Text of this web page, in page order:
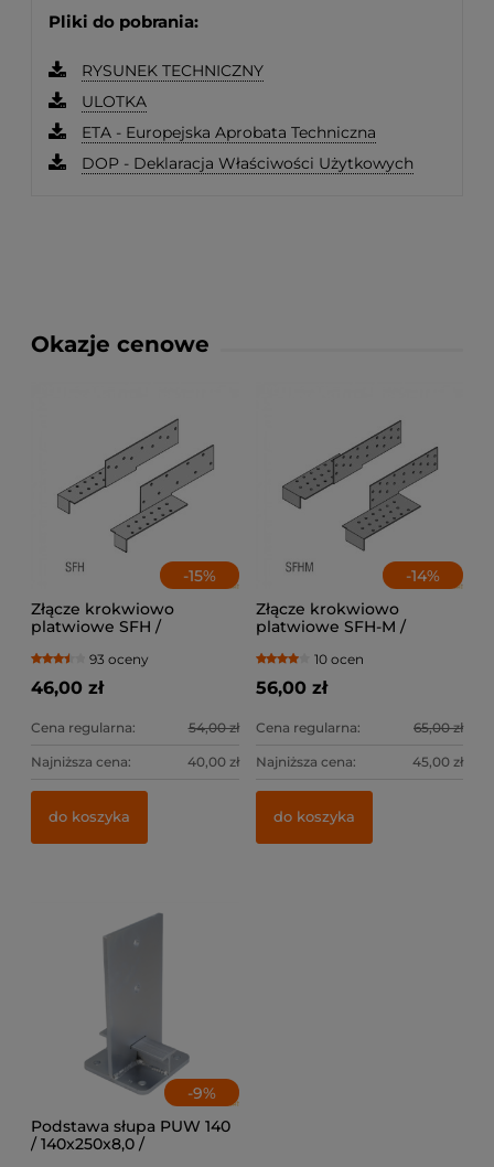
Pliki do pobrania:
RYSUNEK TECHNICZNY
ULOTKA
ETA - Europejska Aprobata Techniczna
DOP - Deklaracja Właściwości Użytkowych
Okazje cenowe
-15%
Złącze krokwiowo
platwiowe SFH /
93 oceny
46,00 zł
Cena regularna: 54,00 zł
Najniższa cena: 40,00 zł
do koszyka
-14%
Złącze krokwiowo
platwiowe SFH-M /
10 ocen
56,00 zł
Cena regularna: 65,00 zł
Najniższa cena: 45,00 zł
do koszyka
-9%
Podstawa słupa PUW 140
/ 140x250x8,0 /